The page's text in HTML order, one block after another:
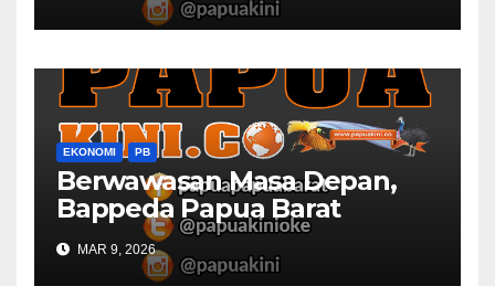
EKONOMI PB
Berwawasan Masa Depan,
Bappeda Papua Barat
Konsultasi Publik RKPD 2027
MAR 9, 2026